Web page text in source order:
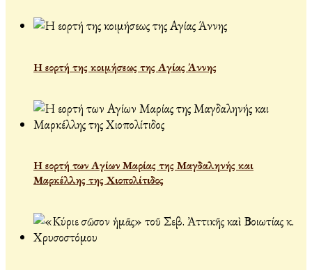
Η εορτή της κοιμήσεως της Αγίας Άννης
Η εορτή των Αγίων Μαρίας της Μαγδαληνής και
Μαρκέλλης της Χιοπολίτιδος